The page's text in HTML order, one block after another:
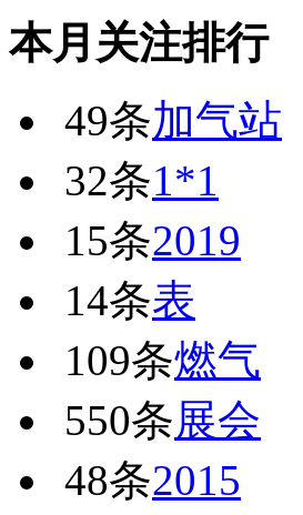
本月关注排行
49条加气站
32条1*1
15条2019
14条表
109条燃气
550条展会
48条2015